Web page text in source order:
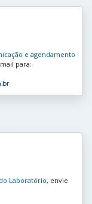
e agendamento
para:
Laboratório, envie